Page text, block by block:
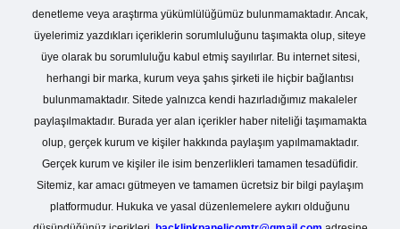
denetleme veya araştırma yükümlülüğümüz bulunmamaktadır. Ancak,
üyelerimiz yazdıkları içeriklerin sorumluluğunu taşımakta olup, siteye
üye olarak bu sorumluluğu kabul etmiş sayılırlar. Bu internet sitesi,
herhangi bir marka, kurum veya şahıs şirketi ile hiçbir bağlantısı
bulunmamaktadır. Sitede yalnızca kendi hazırladığımız makaleler
paylaşılmaktadır. Burada yer alan içerikler haber niteliği taşımamakta
olup, gerçek kurum ve kişiler hakkında paylaşım yapılmamaktadır.
Gerçek kurum ve kişiler ile isim benzerlikleri tamamen tesadüfidir.
Sitemiz, kar amacı gütmeyen ve tamamen ücretsiz bir bilgi paylaşım
platformudur. Hukuka ve yasal düzenlemelere aykırı olduğunu